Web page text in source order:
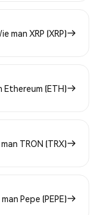
man XRP (XRP)
Ethereum (ETH)
TRON (TRX)
Pepe (PEPE)